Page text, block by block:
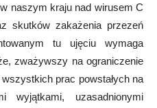
naszym kraju nad wirusem C
skutków zakażenia przezeń
tu ujęciu wymaga
zważywszy na ograniczenie
prac powstałych na
wyjątkami, uzasadnionymi